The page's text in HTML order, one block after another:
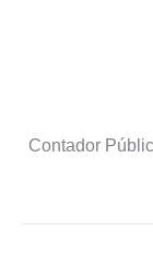
Contador